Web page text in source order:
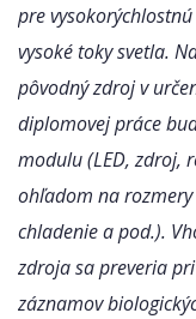
pre
vysoké toky svetla.
pôvodný zdroj v
diplomovej práce
modulu (LED, zdroj,
ohľadom na
chladenie a pod.).
zdroja sa preveria
záznamov